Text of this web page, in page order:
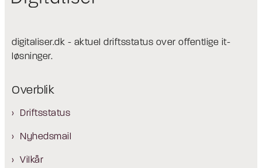
digitaliser.dk - aktuel driftsstatus over offentlige it-
løsninger.
Overblik
Driftsstatus
Nyhedsmail
Vilkår